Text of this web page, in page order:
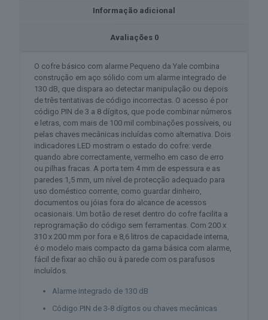
Informação adicional
Avaliações 0
O cofre básico com alarme Pequeno da Yale combina
construção em aço sólido com um alarme integrado de
130 dB, que dispara ao detectar manipulação ou depois
de três tentativas de código incorrectas. O acesso é por
código PIN de 3 a 8 dígitos, que pode combinar números
e letras, com mais de 100 mil combinações possíveis, ou
pelas chaves mecânicas incluídas como alternativa. Dois
indicadores LED mostram o estado do cofre: verde
quando abre correctamente, vermelho em caso de erro
ou pilhas fracas. A porta tem 4 mm de espessura e as
paredes 1,5 mm, um nível de protecção adequado para
uso doméstico corrente, como guardar dinheiro,
documentos ou jóias fora do alcance de acessos
ocasionais. Um botão de reset dentro do cofre facilita a
reprogramação do código sem ferramentas. Com 200 x
310 x 200 mm por fora e 8,6 litros de capacidade interna,
é o modelo mais compacto da gama básica com alarme,
fácil de fixar ao chão ou à parede com os parafusos
incluídos.
Alarme integrado de 130 dB
Código PIN de 3-8 dígitos ou chaves mecânicas